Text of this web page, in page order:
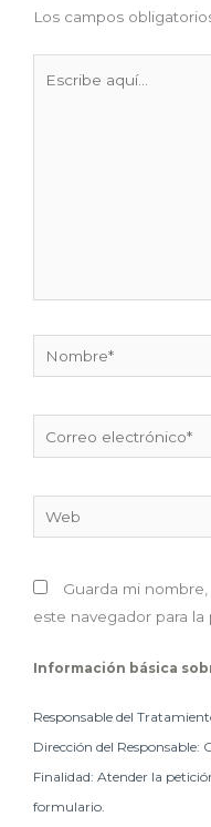
Los campos
Nombre*
electrónico*
Guarda mi
este navegador para
Información básica
Responsable del
Dirección del Responsable:
Finalidad: Atender la
formulario.